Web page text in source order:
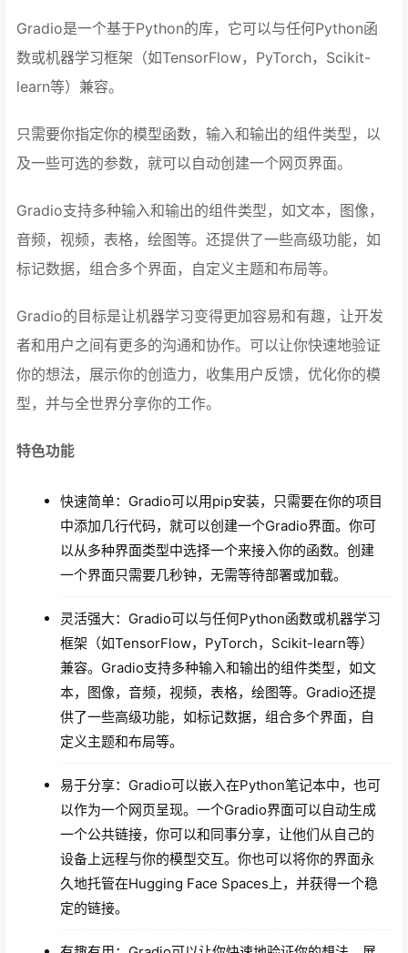
Gradio是一个基于Python的库，它可以与任何Python函
数或机器学习框架（如TensorFlow，PyTorch，Scikit-
learn等）兼容。
只需要你指定你的模型函数，输入和输出的组件类型，以
及一些可选的参数，就可以自动创建一个网页界面。
Gradio支持多种输入和输出的组件类型，如文本，图像，
音频，视频，表格，绘图等。还提供了一些高级功能，如
标记数据，组合多个界面，自定义主题和布局等。
Gradio的目标是让机器学习变得更加容易和有趣，让开发
者和用户之间有更多的沟通和协作。可以让你快速地验证
你的想法，展示你的创造力，收集用户反馈，优化你的模
型，并与全世界分享你的工作。
特色功能
快速简单：Gradio可以用pip安装，只需要在你的项目
中添加几行代码，就可以创建一个Gradio界面。你可
以从多种界面类型中选择一个来接入你的函数。创建
一个界面只需要几秒钟，无需等待部署或加载。
灵活强大：Gradio可以与任何Python函数或机器学习
框架（如TensorFlow，PyTorch，Scikit-learn等）
兼容。Gradio支持多种输入和输出的组件类型，如文
本，图像，音频，视频，表格，绘图等。Gradio还提
供了一些高级功能，如标记数据，组合多个界面，自
定义主题和布局等。
易于分享：Gradio可以嵌入在Python笔记本中，也可
以作为一个网页呈现。一个Gradio界面可以自动生成
一个公共链接，你可以和同事分享，让他们从自己的
设备上远程与你的模型交互。你也可以将你的界面永
久地托管在Hugging Face Spaces上，并获得一个稳
定的链接。